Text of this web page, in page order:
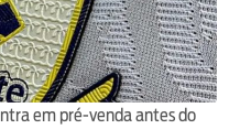
em pré-venda antes do